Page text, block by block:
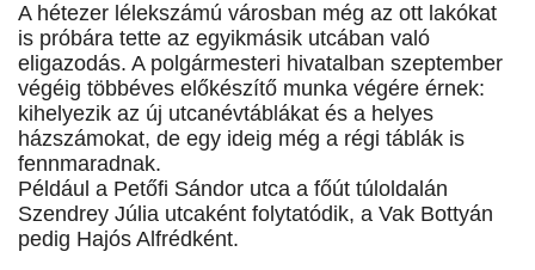
A hétezer lélekszámú városban még az ott lakókat
is próbára tette az egyikmásik utcában való
eligazodás. A polgármesteri hivatalban szeptember
végéig többéves előkészítő munka végére érnek:
kihelyezik az új utcanévtáblákat és a helyes
házszámokat, de egy ideig még a régi táblák is
fennmaradnak.
Például a Petőfi Sándor utca a főút túloldalán
Szendrey Júlia utcaként folytatódik, a Vak Bottyán
pedig Hajós Alfrédként.